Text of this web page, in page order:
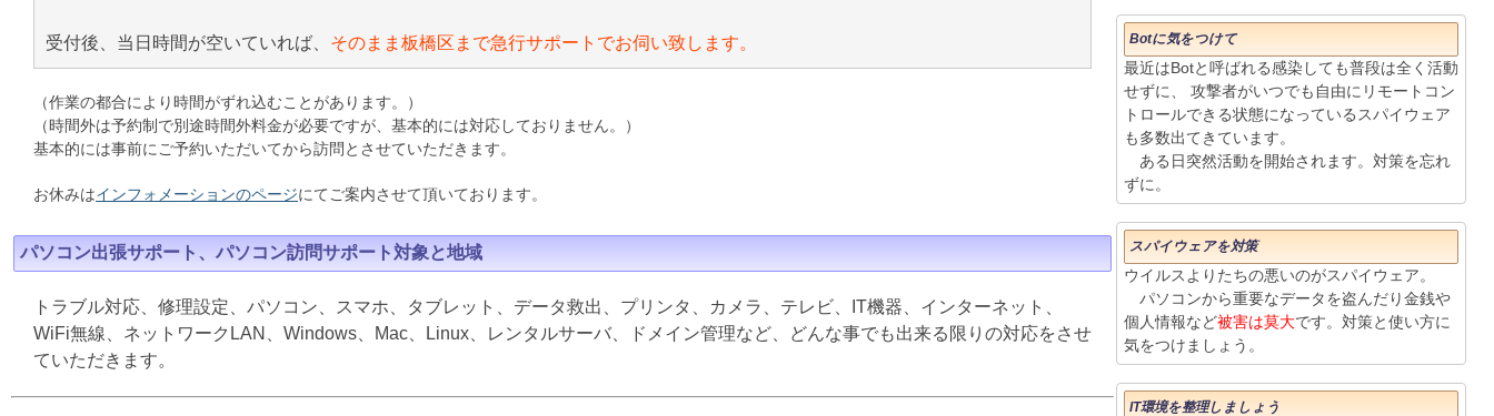
受付後、当日時間が空いていれば、 そのまま板橋区まで急行サポートでお伺い致します。
（作業の都合により時間がずれ込むことがあります。）
（時間外は予約制で別途時間外料金が必要ですが、基本的には対応しておりません。）
基本的には事前にご予約いただいてから訪問とさせていただきます。
お休みはインフォメーションのページにてご案内させて頂いております。
パソコン出張サポート、パソコン訪問サポート対象と地域
トラブル対応、修理設定、パソコン、スマホ、タブレット、データ救出、プリンタ、カメラ、テレビ、IT機器、インターネット、
WiFi無線、ネットワークLAN、Windows、Mac、Linux、レンタルサーバ、ドメイン管理など、どんな事でも出来る限りの対応をさせ
ていただきます。
Botに気をつけて
最近はBotと呼ばれる感染しても普段は全く活動
せずに、 攻撃者がいつでも自由にリモートコン
トロールできる状態になっているスパイウェア
も多数出てきています。
ある日突然活動を開始されます。対策を忘れ
ずに。
スパイウェアを対策
ウイルスよりたちの悪いのがスパイウェア。
パソコンから重要なデータを盗んだり金銭や
個人情報など被害は莫大です。対策と使い方に
気をつけましょう。
IT環境を整理しましょう